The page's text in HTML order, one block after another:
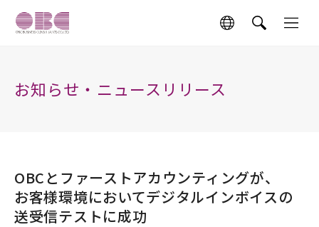
お知らせ・ニュースリリース
OBCとファーストアカウンティングが、
お客様環境においてデジタルインボイスの
送受信テストに成功